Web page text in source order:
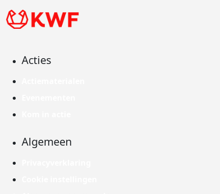
Acties
Algemeen